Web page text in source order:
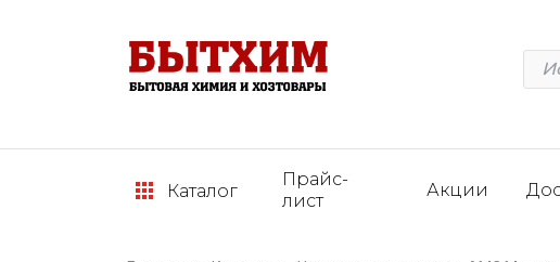
Каталог
Прайс-
лист
Акции